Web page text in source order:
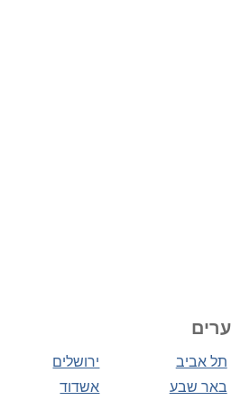
ערים
ירושלים תל אביב
אשדוד באר שבע